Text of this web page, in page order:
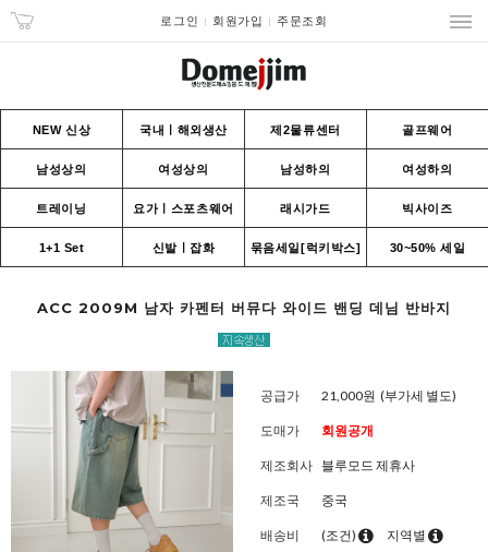
로그인 회원가입 주문조회
NEW 신상 국내ㅣ해외생산 제2물류센터 골프웨어
남성상의 여성상의 남성하의 여성하의
트레이닝 요가ㅣ스포츠웨어 래시가드 빅사이즈
1+1 Set 신발ㅣ잡화 묶음세일[럭키박스] 30~50% 세일
ACC 2009M 남자 카펜터 버뮤다 와이드 밴딩 데님 반바지
공급가 21,000원 (부가세 별도)
도매가 회원공개
제조회사 블루모드 제휴사
제조국 중국
배송비 (조건) 지역별